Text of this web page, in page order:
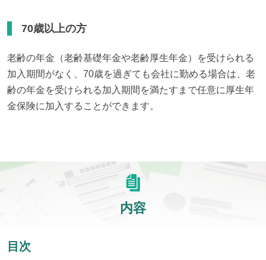
70歳以上の方
老齢の年金（老齢基礎年金や老齢厚生年金）を受けられる
加入期間がなく、70歳を過ぎても会社に勤める場合は、老
齢の年金を受けられる加入期間を満たすまで任意に厚生年
金保険に加入することができます。
内容
目次